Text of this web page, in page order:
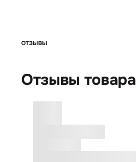
ОТЗЫВЫ
Отзывы товара